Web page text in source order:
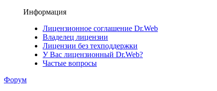
Информация
Лицензионное соглашение Dr.Web
Владелец лицензии
Лицензии без техподдержки
У Вас лицензионный Dr.Web?
Частые вопросы
Форум